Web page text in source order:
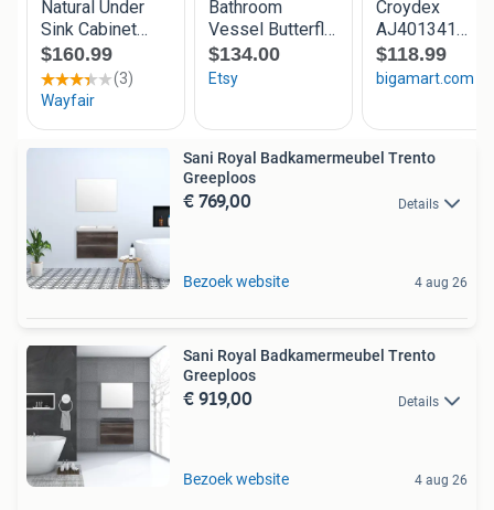
Sani Royal Badkamermeubel Trento
Greeploos
€ 769,00 Details
Bezoek website 4 aug 26
Sani Royal Badkamermeubel Trento
Greeploos
€ 919,00 Details
Bezoek website 4 aug 26